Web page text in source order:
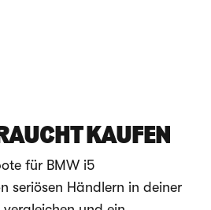
KAUFEN
für BMW i5
seriösen Händlern in deiner